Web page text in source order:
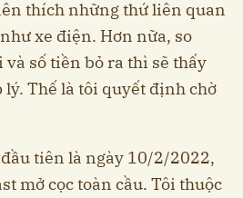
thích những thứ liên quan
xe điện. Hơn nữa, so
số tiền bỏ ra thì sẽ thấy
lý. Thế là tôi quyết định chờ
tiên là ngày 10/2/2022,
mở cọc toàn cầu. Tôi thuộc